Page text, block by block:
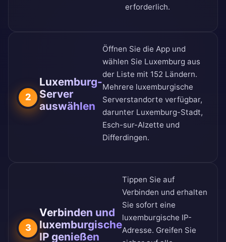
erforderlich.
2
Luxemburg-
Server
auswählen
Öffnen Sie die App und
wählen Sie Luxemburg aus
der Liste mit 152 Ländern.
Mehrere luxemburgische
Serverstandorte verfügbar,
darunter Luxemburg-Stadt,
Esch-sur-Alzette und
Differdingen.
3
Verbinden und
luxemburgische
IP genießen
Tippen Sie auf
Verbinden und erhalten
Sie sofort eine
luxemburgische IP-
Adresse. Greifen Sie